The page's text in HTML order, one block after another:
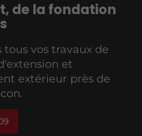
de la fondation
tous vos travaux de
et
extérieur près de